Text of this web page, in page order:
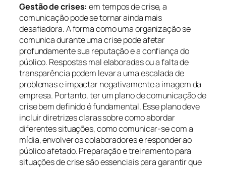
Gestão de crises: em tempos de crise, a
comunicação pode se tornar ainda mais
desafiadora. A forma como uma organização se
comunica durante uma crise pode afetar
profundamente sua reputação e a confiança do
público. Respostas mal elaboradas ou a falta de
transparência podem levar a uma escalada de
problemas e impactar negativamente a imagem da
empresa. Portanto, ter um plano de comunicação de
crise bem definido é fundamental. Esse plano deve
incluir diretrizes claras sobre como abordar
diferentes situações, como comunicar-se com a
mídia, envolver os colaboradores e responder ao
público afetado. Preparação e treinamento para
situações de crise são essenciais para garantir que